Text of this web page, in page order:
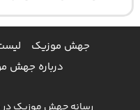
جهش موزیک
درباره جهش